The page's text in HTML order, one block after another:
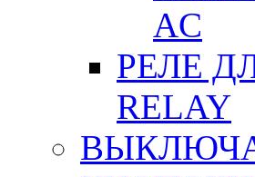
АC
РЕЛЕ
RELAY